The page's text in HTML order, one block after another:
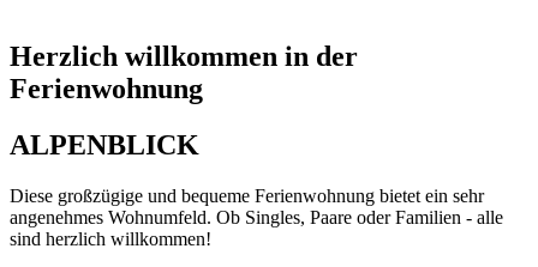
Herzlich willkommen in der
Ferienwohnung
ALPENBLICK
Diese großzügige und bequeme Ferienwohnung bietet ein sehr
angenehmes Wohnumfeld. Ob Singles, Paare oder Familien - alle
sind herzlich willkommen!